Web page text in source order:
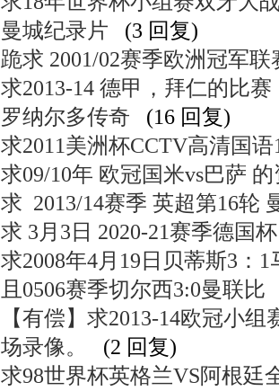
曼城纪录片
(3 回复)
跪求 2001/02赛季欧洲冠军
求2013-14 德甲，拜仁的比赛
罗纳尔多传奇
(16 回复)
求2011美洲杯CCTV高清国语
求09/10年 欧冠国米vs巴萨
求 2013/14赛季 英超第16轮
求 3月3日 2020-21赛季德国
求2008年4月19日贝蒂斯3：
且0506赛季切尔西3:0曼联比
【有偿】求2013-14欧冠小
场录像。
(2 回复)
求98世界杯英格兰VS阿根廷